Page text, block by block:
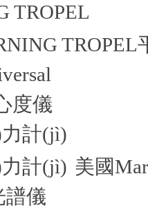
TROPEL
TROPEL
度儀
計(jì)
計(jì) 美國
譜儀